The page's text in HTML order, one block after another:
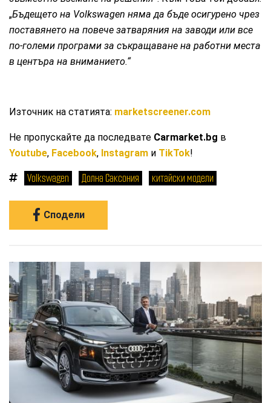
„Бъдещето на Volkswagen няма да бъде осигурено чрез
поставянето на повече затваряния на заводи или все
по-големи програми за съкращаване на работни места
в центъра на вниманието.“
Източник на статията: marketscreener.com
Не пропускайте да последвате Carmarket.bg в
Youtube, Facebook, Instagram и TikTok!
Volkswagen Долна Саксония китайски модели
Сподели